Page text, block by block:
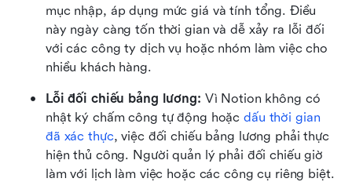
mục nhập, áp dụng mức giá và tính tổng. Điều
này ngày càng tốn thời gian và dễ xảy ra lỗi đối
với các công ty dịch vụ hoặc nhóm làm việc cho
nhiều khách hàng.
Lỗi đối chiếu bảng lương: Vì Notion không có
nhật ký chấm công tự động hoặc dấu thời gian
đã xác thực, việc đối chiếu bảng lương phải thực
hiện thủ công. Người quản lý phải đối chiếu giờ
làm với lịch làm việc hoặc các công cụ riêng biệt.